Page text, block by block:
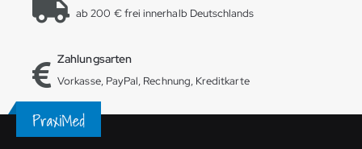
ab 200 € frei innerhalb Deutschlands
Zahlungsarten
Vorkasse, PayPal, Rechnung, Kreditkarte